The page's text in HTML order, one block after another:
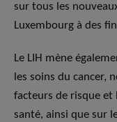
sur tous les
Luxembourg à des
Le LIH mène
les soins du cancer,
facteurs de risque et
santé, ainsi que sur